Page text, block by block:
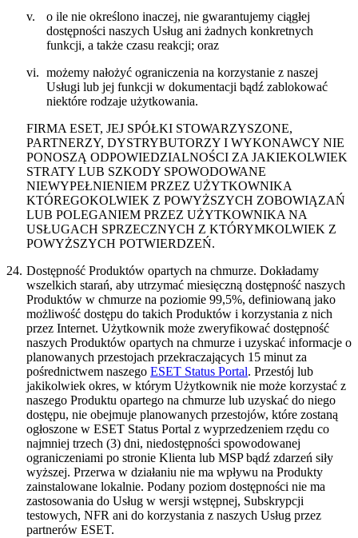
v.
o ile nie określono inaczej, nie gwarantujemy ciągłej
dostępności naszych Usług ani żadnych konkretnych
funkcji, a także czasu reakcji; oraz
vi. możemy nałożyć ograniczenia na korzystanie z naszej
Usługi lub jej funkcji w dokumentacji bądź zablokować
niektóre rodzaje użytkowania.
FIRMA ESET, JEJ SPÓŁKI STOWARZYSZONE,
PARTNERZY, DYSTRYBUTORZY I WYKONAWCY NIE
PONOSZĄ ODPOWIEDZIALNOŚCI ZA JAKIEKOLWIEK
STRATY LUB SZKODY SPOWODOWANE
NIEWYPEŁNIENIEM PRZEZ UŻYTKOWNIKA
KTÓREGOKOLWIEK Z POWYŻSZYCH ZOBOWIĄZAŃ
LUB POLEGANIEM PRZEZ UŻYTKOWNIKA NA
USŁUGACH SPRZECZNYCH Z KTÓRYMKOLWIEK Z
POWYŻSZYCH POTWIERDZEŃ.
24. Dostępność Produktów opartych na chmurze. Dokładamy
wszelkich starań, aby utrzymać miesięczną dostępność naszych
Produktów w chmurze na poziomie 99,5%, definiowaną jako
możliwość dostępu do takich Produktów i korzystania z nich
przez Internet. Użytkownik może zweryfikować dostępność
naszych Produktów opartych na chmurze i uzyskać informacje o
planowanych przestojach przekraczających 15 minut za
pośrednictwem naszego ESET Status Portal. Przestój lub
jakikolwiek okres, w którym Użytkownik nie może korzystać z
naszego Produktu opartego na chmurze lub uzyskać do niego
dostępu, nie obejmuje planowanych przestojów, które zostaną
ogłoszone w ESET Status Portal z wyprzedzeniem rzędu co
najmniej trzech (3) dni, niedostępności spowodowanej
ograniczeniami po stronie Klienta lub MSP bądź zdarzeń siły
wyższej. Przerwa w działaniu nie ma wpływu na Produkty
zainstalowane lokalnie. Podany poziom dostępności nie ma
zastosowania do Usług w wersji wstępnej, Subskrypcji
testowych, NFR ani do korzystania z naszych Usług przez
partnerów ESET.